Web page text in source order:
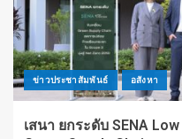
ข่าวประชาสัมพันธ์ อสังหา
เสนา ยกระดับ SENA